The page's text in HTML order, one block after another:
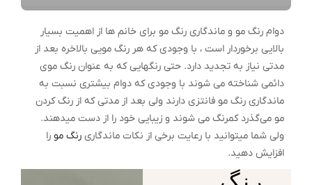
دوام رنگ مو و ماندگاری رنگ مو برای خانم ها از اهمیت بسیار
بالایی برخوردار است ، با وجودی که هر رنگ مویی بالاخره بعد از
مدتی نیاز به تجدید دارد. حتی رنگهایی که به عنوان رنگ موی
دائمی شناخته می شوند با وجودی که دوام بیشتری نسبت به
ماندگاری رنگ مو فانتزی دارند ولی بعد از مدتی که از رنگ کردن
مو می‌گذرد کمرنگ می شوند و زیبایی خود را از دست میدهند.
ولی شما میتوانید با رعایت برخی از نکات ماندگاری رنگ مو را
افزایش دهید.